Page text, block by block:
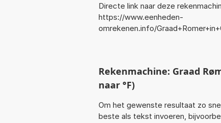
Directe link naar deze
https://www.eenheden-
omrekenen.info/
Rekenmachine: Graad
naar °F)
Om het gewenste resultaat zo
beste als tekst invoeren,